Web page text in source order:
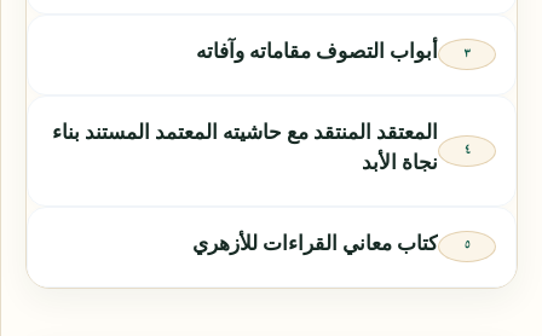
أبواب التصوف مقاماته وآفاته
المعتقد المنتقد مع حاشيته المعتمد المستند بناء
نجاة الأبد
كتاب معاني القراءات للأزهري